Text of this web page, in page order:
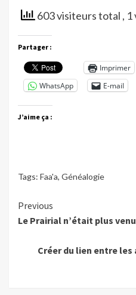
603 visiteurs total ,
Partager :
Imprimer
WhatsApp
E-mail
J’aime ça :
Tags: Faa'a, Généalogie
Continue
Reading
Previous
Le Prairial n’était plus
Créer du lien entre